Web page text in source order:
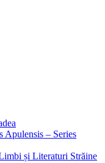
Apulensis – Series
și Literaturi Străine